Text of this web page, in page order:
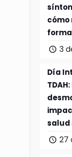
cómo
3
Día
salud
27